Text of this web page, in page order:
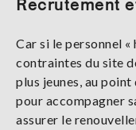
Recrutement
Car si le personnel
contraintes du site
plus jeunes, au
pour accompagner
assurer le